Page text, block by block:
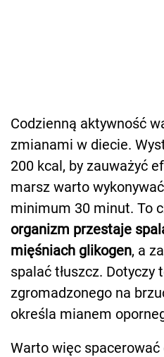
Codzienną aktywność
zmianami w diecie.
200 kcal, by zauważyć
marsz warto
minimum 30 minut. To
organizm przestaje
mięśniach glikogen, a
spalać tłuszcz. Dotyczy
zgromadzonego na
określa mianem
Warto więc